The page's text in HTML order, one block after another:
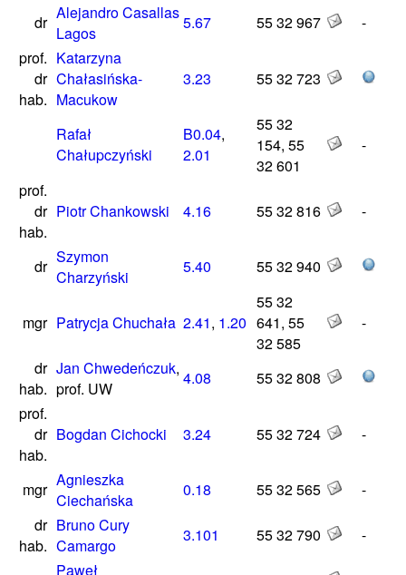
dr Alejandro Casallas
Lagos
5.67 55 32 967
-
prof.
dr
hab.
Katarzyna
Chałasińska-
Macukow
3.23 55 32 723
Rafał
Chałupczyński
B0.04,
2.01
55 32
154, 55
32 601
-
prof.
dr
hab.
Piotr Chankowski 4.16 55 32 816 -
dr Szymon
Charzyński
5.40 55 32 940
mgr Patrycja Chuchała 2.41, 1.20
55 32
641, 55
32 585
-
dr
hab.
Jan Chwedeńczuk,
prof. UW
4.08
55 32 808
prof.
dr
hab.
Bogdan Cichocki 3.24 55 32 724 -
mgr Agnieszka
Ciechańska
0.18 55 32 565
-
dr
hab.
Bruno Cury
Camargo
3.101 55 32 790 -
Paweł